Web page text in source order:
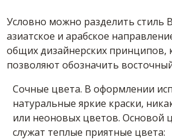
Условно можно разделить стиль
азиатское и арабское
общих дизайнерских принципов,
позволяют обозначить
Сочные цвета. В оформлении
натуральные яркие краски,
или неоновых цветов. Основой
служат теплые приятные цвета: